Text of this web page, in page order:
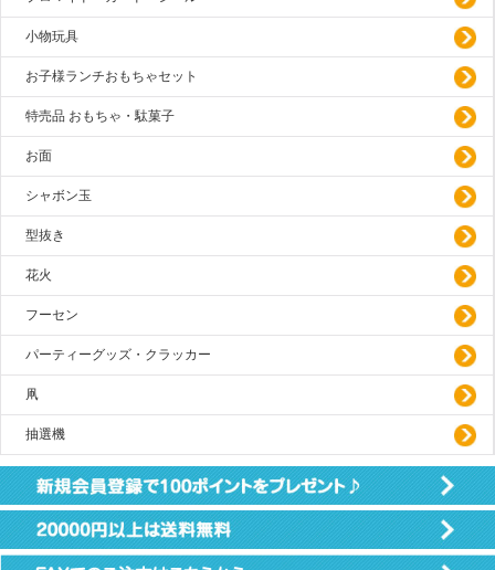
小物玩具
お子様ランチおもちゃセット
特売品 おもちゃ・駄菓子
お面
シャボン玉
型抜き
花火
フーセン
パーティーグッズ・クラッカー
凧
抽選機